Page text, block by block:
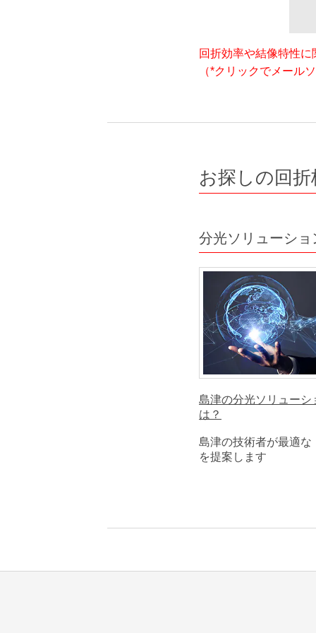
回折効率や結像特性
（*クリックでメール
お探しの回
分光ソリューショ
島津の分光ソリューシ
は？
島津の技術者が最適な
を提案します